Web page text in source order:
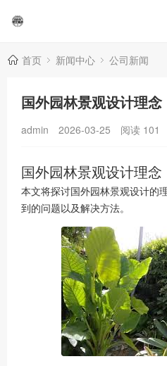
首页 新闻中心 公司新闻
国外园林景观设计理念
admin 2026-03-25 阅读 101
国外园林景观设计理念
本文将探讨国外园林景观设计的
到的问题以及解决方法。